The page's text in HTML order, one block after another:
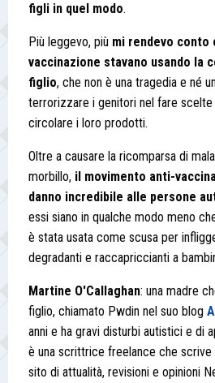
figli in quel modo.
Più leggevo, più mi rendevo conto
vaccinazione stavano usando la
figlio, che non è una tragedia e né
terrorizzare i genitori nel fare
circolare i loro prodotti.
Oltre a causare la ricomparsa di
morbillo, il movimento anti-
danno incredibile alle persone
essi siano in qualche modo meno
è stata usata come scusa per
degradanti e raccapriccianti a
Martine O'Callaghan: una madre
figlio, chiamato Pwdin nel suo blog
anni e ha gravi disturbi autistici e di
è una scrittrice freelance che scrive
sito di attualità, revisioni e opinioni